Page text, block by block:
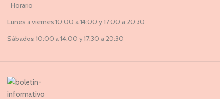
Horario
Lunes a viernes 10:00 a 14:00 y 17:00 a 20:30
Sábados 10:00 a 14:00 y 17:30 a 20:30